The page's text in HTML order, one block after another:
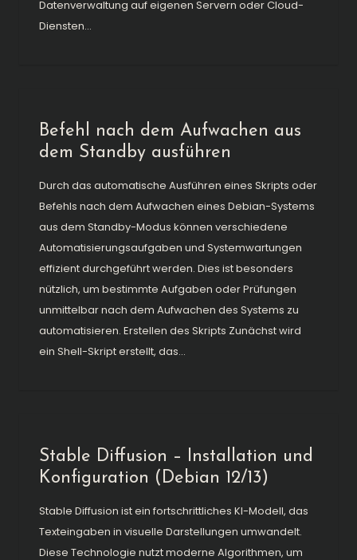
Datenverwaltung auf eigenen Servern oder Cloud-
Diensten...
Befehl nach dem Aufwachen aus
dem Standby ausführen
Durch das automatische Ausführen eines Skripts oder
Befehls nach dem Aufwachen eines Debian-Systems
aus dem Standby-Modus können verschiedene
Automatisierungsaufgaben und Systemwartungen
effizient durchgeführt werden. Dies ist besonders
nützlich, um bestimmte Aufgaben oder Prüfungen
unmittelbar nach dem Aufwachen des Systems zu
automatisieren. Erstellen des Skripts Zunächst wird
ein Shell-Skript erstellt, das...
Stable Diffusion – Installation und
Konfiguration (Debian 12/13)
Stable Diffusion ist ein fortschrittliches KI-Modell, das
Texteingaben in visuelle Darstellungen umwandelt.
Diese Technologie nutzt moderne Algorithmen, um